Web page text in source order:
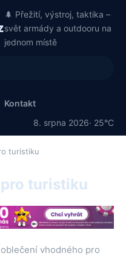
🌲 Přežití, výstroj, taktika –
svět armády a outdooru na
jednom místě
Kontakt
8. srpna 2026· 25°C
turistiku
turistiku
vhodného pro